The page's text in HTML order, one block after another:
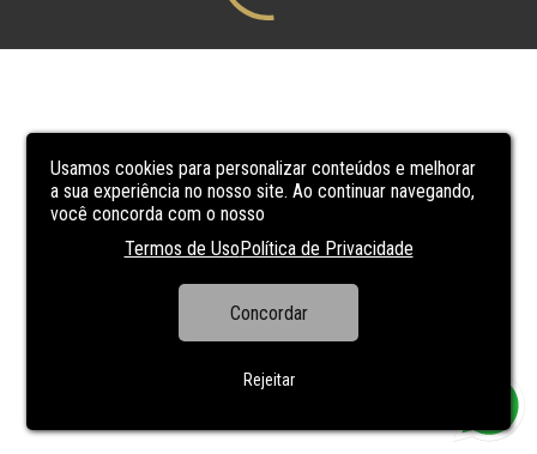
Usamos cookies para personalizar conteúdos e melhorar
a sua experiência no nosso site. Ao continuar navegando,
você concorda com o nosso
Termos de UsoPolítica de Privacidade
Concordar
Rejeitar